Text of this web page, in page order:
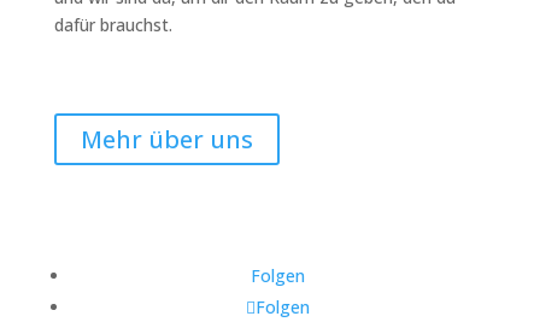
dafür brauchst.
Mehr über uns
Folgen
Folgen